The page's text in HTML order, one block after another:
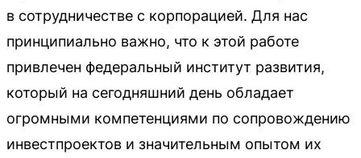
в сотрудничестве с корпорацией. Для нас
принципиально важно, что к этой работе
привлечен федеральный институт развития,
который на сегодняшний день обладает
огромными компетенциями по сопровождению
инвестпроектов и значительным опытом их